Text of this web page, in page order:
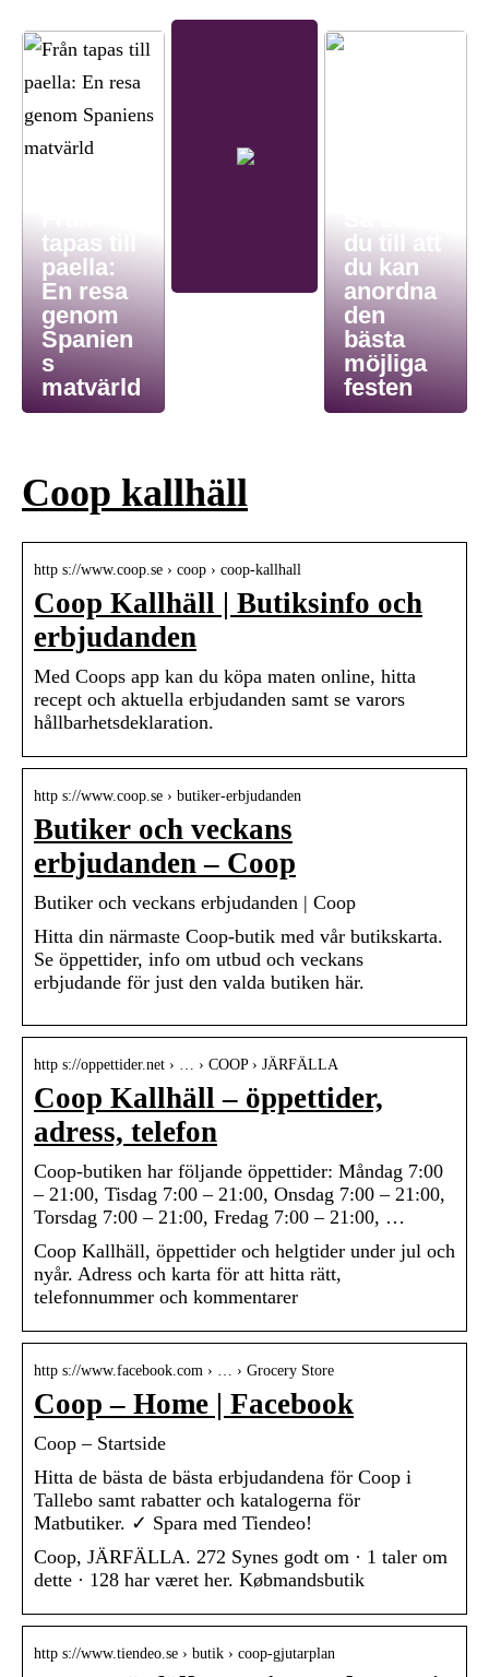
tapas till
paella:
En resa
genom
Spanien
s
matvärld
du till att
du kan
anordna
den
bästa
möjliga
festen
Coop kallhäll
http s://www.coop.se › coop › coop-kallhall
Coop Kallhäll | Butiksinfo och
erbjudanden
Med Coops app kan du köpa maten online, hitta
recept och aktuella erbjudanden samt se varors
hållbarhetsdeklaration.
http s://www.coop.se › butiker-erbjudanden
Butiker och veckans
erbjudanden – Coop
Butiker och veckans erbjudanden | Coop
Hitta din närmaste Coop-butik med vår butikskarta.
Se öppettider, info om utbud och veckans
erbjudande för just den valda butiken här.
http s://oppettider.net › … › COOP › JÄRFÄLLA
Coop Kallhäll – öppettider,
adress, telefon
Coop-butiken har följande öppettider: Måndag 7:00
– 21:00, Tisdag 7:00 – 21:00, Onsdag 7:00 – 21:00,
Torsdag 7:00 – 21:00, Fredag 7:00 – 21:00, …
Coop Kallhäll, öppettider och helgtider under jul och
nyår. Adress och karta för att hitta rätt,
telefonnummer och kommentarer
http s://www.facebook.com › … › Grocery Store
Coop – Home | Facebook
Coop – Startside
Hitta de bästa de bästa erbjudandena för Coop i
Tallebo samt rabatter och katalogerna för
Matbutiker. ✓ Spara med Tiendeo!
Coop, JÄRFÄLLA. 272 Synes godt om · 1 taler om
dette · 128 har været her. Købmandsbutik
http s://www.tiendeo.se › butik › coop-gjutarplan